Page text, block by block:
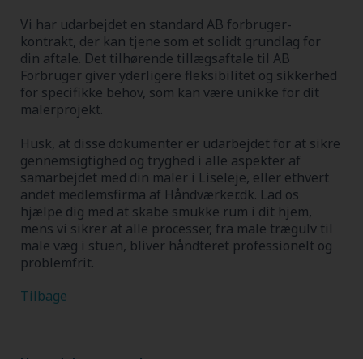
Vi har udarbejdet en standard AB forbruger-
kontrakt, der kan tjene som et solidt grundlag for
din aftale. Det tilhørende tillægsaftale til AB
Forbruger giver yderligere fleksibilitet og sikkerhed
for specifikke behov, som kan være unikke for dit
malerprojekt.
Husk, at disse dokumenter er udarbejdet for at sikre
gennemsigtighed og tryghed i alle aspekter af
samarbejdet med din maler i Liseleje, eller ethvert
andet medlemsfirma af Håndværker.dk. Lad os
hjælpe dig med at skabe smukke rum i dit hjem,
mens vi sikrer at alle processer, fra male trægulv til
male væg i stuen, bliver håndteret professionelt og
problemfrit.
Tilbage